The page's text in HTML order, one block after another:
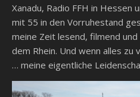
Xanadu, Radio FFH in Hessen
mit 55 in den Vorruhestand
meine Zeit lesend, filmend
dem Rhein. Und wenn alles zu
… meine eigentliche